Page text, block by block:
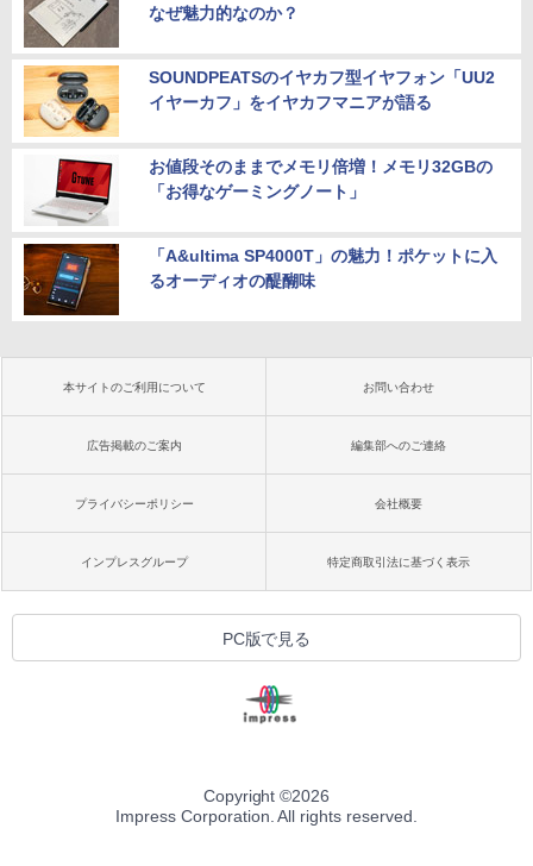
なぜ魅力的なのか？
SOUNDPEATSのイヤカフ型イヤフォン「UU2
イヤーカフ」をイヤカフマニアが語る
お値段そのままでメモリ倍増！メモリ32GBの
「お得なゲーミングノート」
「A&ultima SP4000T」の魅力！ポケットに入
るオーディオの醍醐味
本サイトのご利用について お問い合わせ
広告掲載のご案内 編集部へのご連絡
プライバシーポリシー 会社概要
インプレスグループ 特定商取引法に基づく表示
PC版で見る
Copyright ©2026
Impress Corporation. All rights reserved.